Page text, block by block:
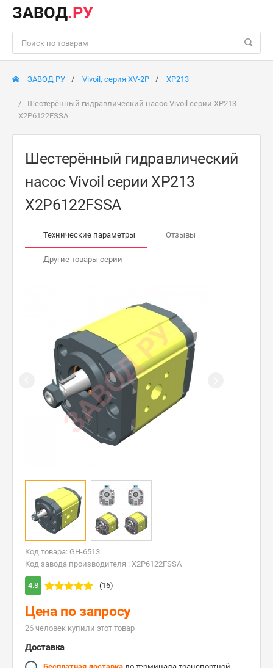
ЗАВОД.РУ
ЗАВОД РУ Vivoil, серия XV-2P XP213
Шестерённый гидравлический насос Vivoil серии XP213
X2P6122FSSA
Шестерённый гидравлический
насос Vivoil серии XP213
X2P6122FSSA
Технические параметры Отзывы
Другие товары серии
Код товара: GH-6513
Код завода производителя : X2P6122FSSA
4.8 (16)
Цена по запросу
26 человек купили этот товар
Доставка